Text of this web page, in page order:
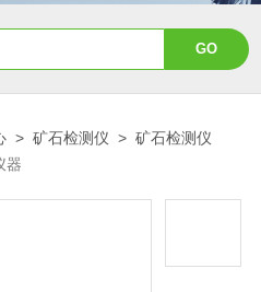
>矿石检测仪 >矿石检测仪
器